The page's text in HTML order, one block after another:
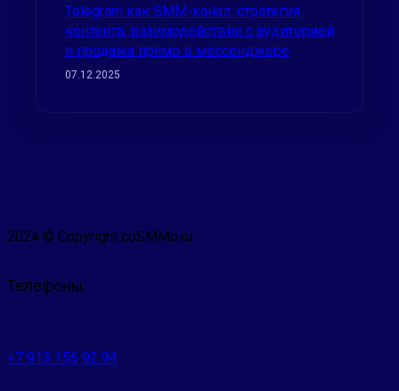
Telegram как SMM-канал: стратегия
контента, взаимодействие с аудиторией
и продажа прямо в мессенджере
07.12.2025
2024 © Copyright coSMMo.ru
Телефоны:
+7 913 156 92 94